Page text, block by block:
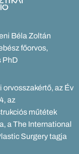
Béla Zoltán
főorvos,
PhD
orvosszakértő, az Év
az
műtétek
a The International
Surgery tagja